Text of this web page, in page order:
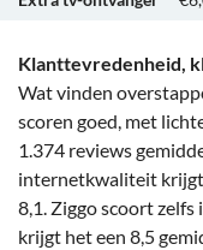
Klanttevredenheid,
Wat vinden
scoren goed, met
1.374 reviews
internetkwaliteit krijgt
8,1. Ziggo scoort zelfs
krijgt het een 8,5